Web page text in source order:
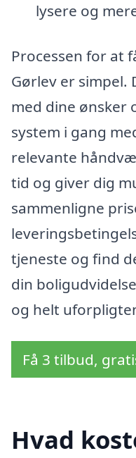
lysere og
Processen for at
Gørlev er
med dine ønsker
system i gang
relevante
tid og giver dig
sammenligne
tjeneste og find
din
og helt
Få 3 tilbud,
Hvad